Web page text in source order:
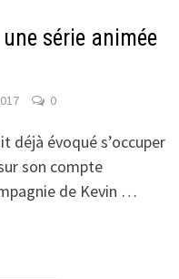
série animée
0
déjà évoqué s’occuper
son compte
de Kevin …